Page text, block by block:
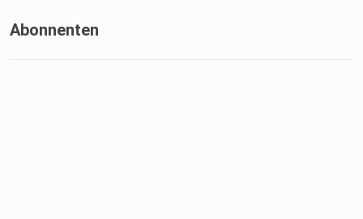
Abonnenten